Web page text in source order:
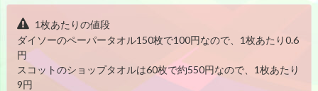
1枚あたりの値段
ダイソーのペーパータオル150枚で100円なので、1枚あたり0.6
円
スコットのショップタオルは60枚で約550円なので、1枚あたり
9円